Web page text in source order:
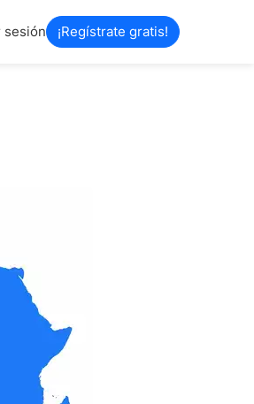
sesión ¡Regístrate gratis!